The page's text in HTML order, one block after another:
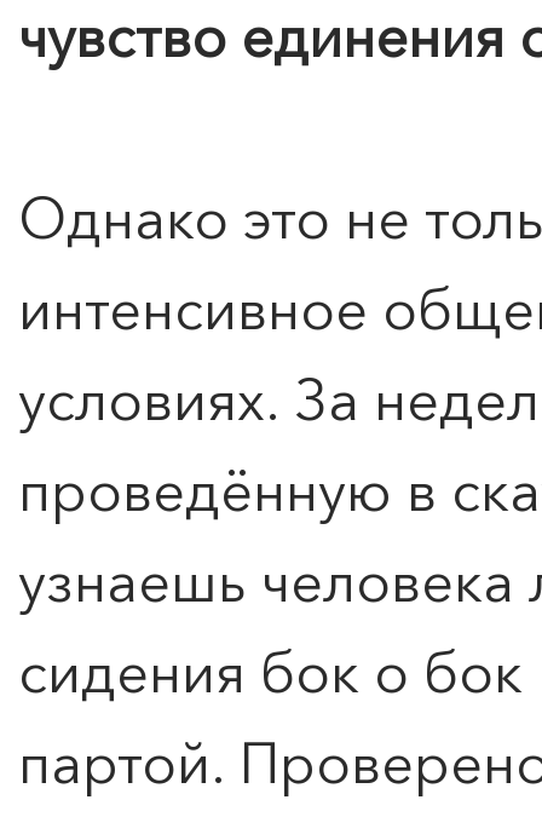
чувство единения
Однако это не
интенсивное
условиях. За
проведённую в
узнаешь человека
сидения бок о
партой.